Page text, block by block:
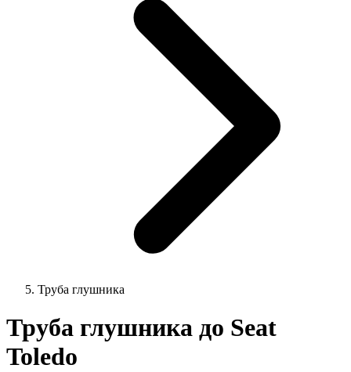
Труба глушника
Труба глушника до Seat
Toledo